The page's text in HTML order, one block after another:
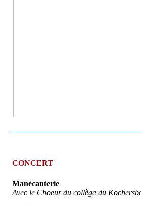
CONCERT
Manécanterie
Avec le Choeur du collège du